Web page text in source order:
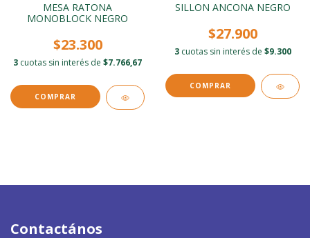
MESA RATONA
MONOBLOCK NEGRO
$23.300
3 cuotas sin interés de $7.766,67
SILLON ANCONA NEGRO
$27.900
3 cuotas sin interés de $9.300
Contactános